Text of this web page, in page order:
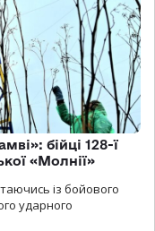
бійці 128-ї
«Молнії»
із бойового
ударного